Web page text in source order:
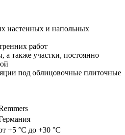
настенных и напольных
работ
также участки, постоянно
под облицовочные плиточные
+5 °C до +30 °C